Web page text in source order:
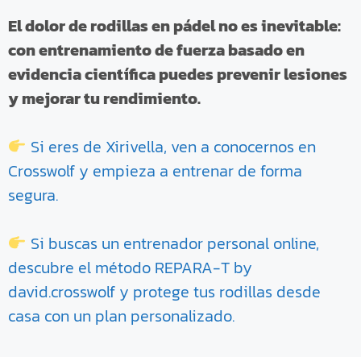
El dolor de rodillas en pádel no es inevitable:
con entrenamiento de fuerza basado en
evidencia científica puedes prevenir lesiones
y mejorar tu rendimiento.
Si eres de Xirivella, ven a conocernos en
Crosswolf y empieza a entrenar de forma
segura.
Si buscas un entrenador personal online,
descubre el método REPARA-T by
david.crosswolf y protege tus rodillas desde
casa con un plan personalizado.